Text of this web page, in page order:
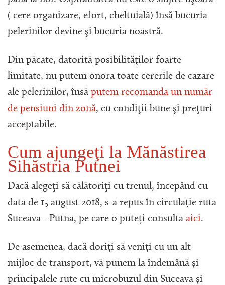
( cere organizare, efort, cheltuială) însă bucuria
pelerinilor devine şi bucuria noastră.
Din păcate, datorită posibilităţilor foarte
limitate, nu putem onora toate cererile de cazare
ale pelerinilor, însă putem recomanda un număr
de pensiuni din zonă, cu condiţii bune şi preţuri
acceptabile.
Cum ajungeţi la Mănăstirea
Sihăstria Putnei
Dacă alegeţi să călătoriţi cu trenul, începând cu
data de 15 august 2018, s-a repus în circulație ruta
Suceava - Putna, pe care o puteți consulta aici.
De asemenea, dacă doriți să veniți cu un alt
mijloc de transport, vă punem la îndemână și
principalele rute cu microbuzul din Suceava și